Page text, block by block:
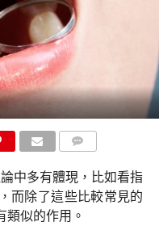
中多有體現，比如看指
而除了這些比較常見的
類似的作用。